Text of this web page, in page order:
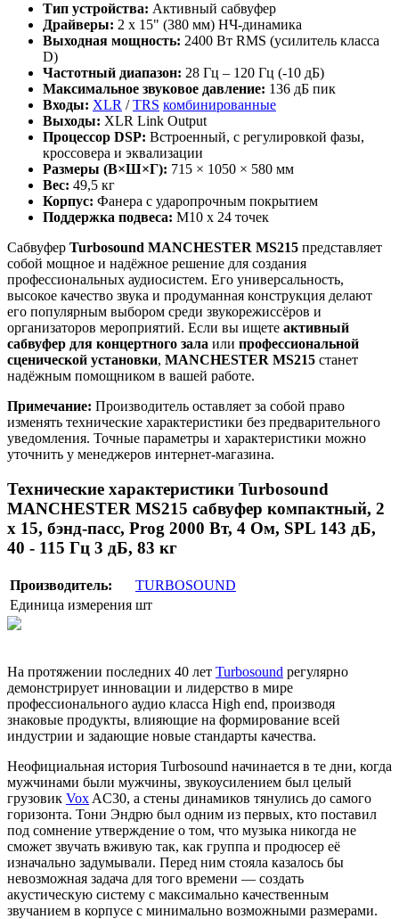
Тип устройства: Активный сабвуфер
Драйверы: 2 х 15" (380 мм) НЧ-динамика
Выходная мощность: 2400 Вт RMS (усилитель класса
D)
Частотный диапазон: 28 Гц – 120 Гц (-10 дБ)
Максимальное звуковое давление: 136 дБ пик
Входы: XLR /TRS комбинированные
Выходы: XLR Link Output
Процессор DSP: Встроенный, с регулировкой фазы,
кроссовера и эквализации
Размеры (В×Ш×Г): 715 × 1050 × 580 мм
Вес: 49,5 кг
Корпус: Фанера с ударопрочным покрытием
Поддержка подвеса: M10 x 24 точек
Сабвуфер Turbosound MANCHESTER MS215 представляет
собой мощное и надёжное решение для создания
профессиональных аудиосистем. Его универсальность,
высокое качество звука и продуманная конструкция делают
его популярным выбором среди звукорежиссёров и
организаторов мероприятий. Если вы ищете активный
сабвуфер для концертного зала или профессиональной
сценической установки, MANCHESTER MS215 станет
надёжным помощником в вашей работе.
Примечание: Производитель оставляет за собой право
изменять технические характеристики без предварительного
уведомления. Точные параметры и характеристики можно
уточнить у менеджеров интернет-магазина.
Технические характеристики Turbosound
MANCHESTER MS215 сабвуфер компактный, 2
х 15, бэнд-пасс, Prog 2000 Вт, 4 Ом, SPL 143 дБ,
40 - 115 Гц 3 дБ, 83 кг
Производитель:
TURBOSOUND
Единица измерения шт
На протяжении последних 40 лет Turbosound регулярно
демонстрирует инновации и лидерство в мире
профессионального аудио класса High end, производя
знаковые продукты, влияющие на формирование всей
индустрии и задающие новые стандарты качества.
Неофициальная история Turbosound начинается в те дни, когда
мужчинами были мужчины, звукоусилением был целый
грузовик Vox AC30, а стены динамиков тянулись до самого
горизонта. Тони Эндрю был одним из первых, кто поставил
под сомнение утверждение о том, что музыка никогда не
сможет звучать вживую так, как группа и продюсер её
изначально задумывали. Перед ним стояла казалось бы
невозможная задача для того времени — создать
акустическую систему с максимально качественным
звучанием в корпусе с минимально возможными размерами.